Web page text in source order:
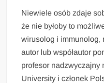
Niewiele osób zdaje
że nie byłoby to
wirusolog i immunolog,
autor lub współautor
profesor nadzwyczajny
University i członek